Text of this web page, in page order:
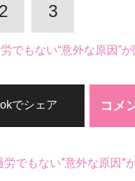
2 3
もない“意外な原因”が
コメ
でシェア
でもない“意外な原因”